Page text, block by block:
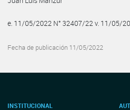
e. 11/05/2022 N° 32407/22 v. 11/05/
Fecha de publicación 11/05/2022
INSTITUCIONAL